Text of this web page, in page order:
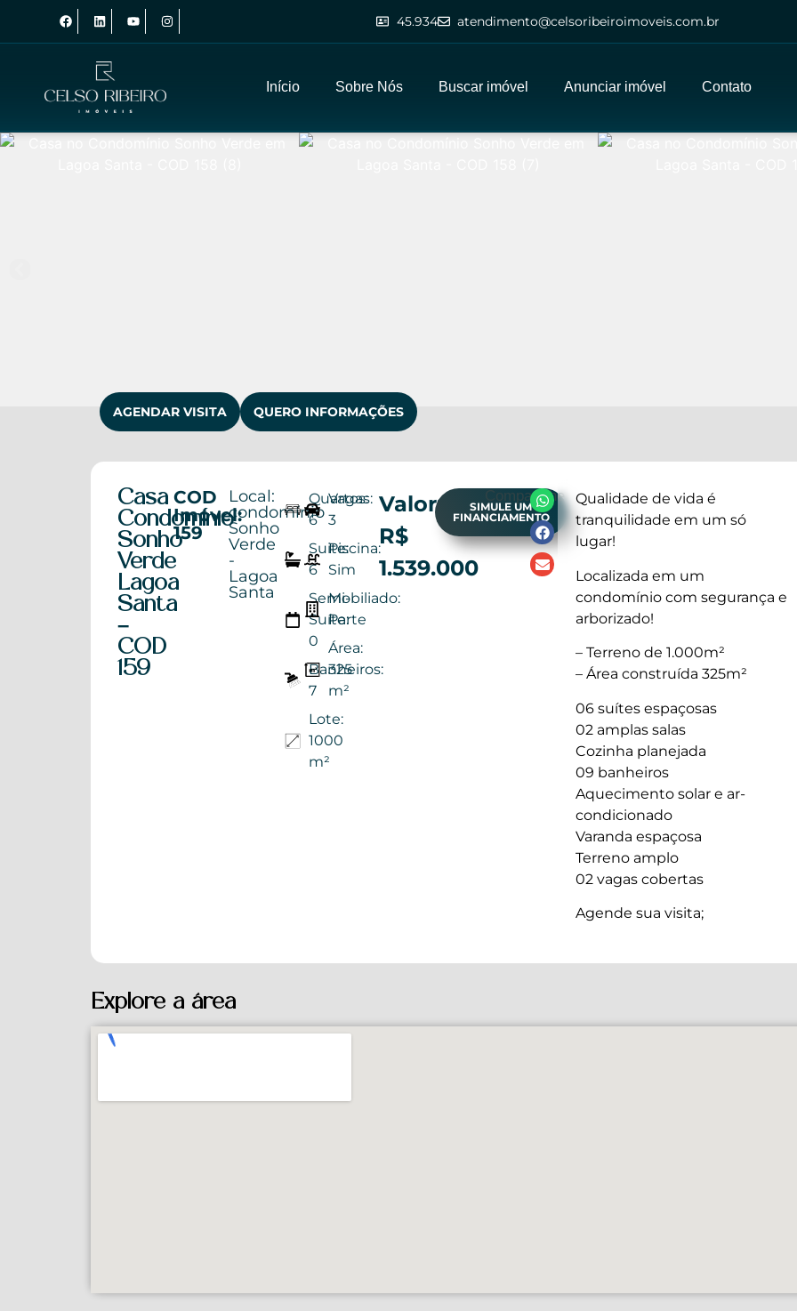
45.934 atendimento@celsoribeiroimoveis.com.br
Início Sobre Nós Buscar imóvel Anunciar imóvel Contato
AGENDAR VISITA QUERO INFORMAÇÕES
Casa
Condomínio
Sonho
Verde
Lagoa
Santa
–
COD
159
COD
Imóvel:
159
Local:
condomínio
Sonho
Verde
-
Lagoa
Santa
Quartos:
6
Suite:
6
Semi-
Suíte:
0
Banheiros:
7
Lote:
1000
m²
Vagas:
3
Piscina:
Sim
Mobiliado:
Parte
Área:
325
m²
Valor:
R$
1.539.000
SIMULE UM
FINANCIAMENTO
Compartilhe
Qualidade de vida é
tranquilidade em um só
lugar!
Localizada em um
condomínio com segurança e
arborizado!
– Terreno de 1.000m²
– Área construída 325m²
06 suítes espaçosas
02 amplas salas
Cozinha planejada
09 banheiros
Aquecimento solar e ar-
condicionado
Varanda espaçosa
Terreno amplo
02 vagas cobertas
Agende sua visita;
Explore a área